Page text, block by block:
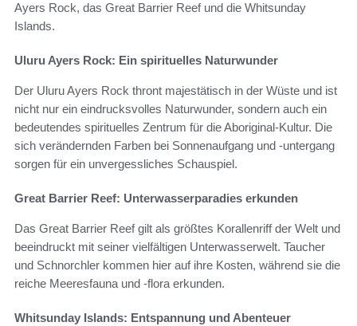
Ayers Rock, das Great Barrier Reef und die Whitsunday
Islands.
Uluru Ayers Rock: Ein spirituelles Naturwunder
Der Uluru Ayers Rock thront majestätisch in der Wüste und ist
nicht nur ein eindrucksvolles Naturwunder, sondern auch ein
bedeutendes spirituelles Zentrum für die Aboriginal-Kultur. Die
sich verändernden Farben bei Sonnenaufgang und -untergang
sorgen für ein unvergessliches Schauspiel.
Great Barrier Reef: Unterwasserparadies erkunden
Das Great Barrier Reef gilt als größtes Korallenriff der Welt und
beeindruckt mit seiner vielfältigen Unterwasserwelt. Taucher
und Schnorchler kommen hier auf ihre Kosten, während sie die
reiche Meeresfauna und -flora erkunden.
Whitsunday Islands: Entspannung und Abenteuer